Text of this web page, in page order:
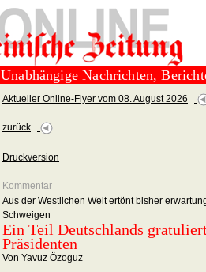
Unabhängige Nachrichten,
Aktueller Online-Flyer vom 08. August 2026
zurück
Druckversion
Kommentar
Aus der Westlichen Welt ertönt bisher
Schweigen
Ein Teil Deutschlands
Präsidenten
Von Yavuz Özoguz